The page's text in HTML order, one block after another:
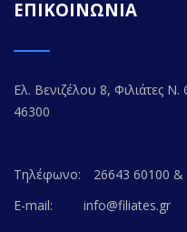
ΕΠΙΚΟΙΝΩΝΙΑ
Ελ. Βενιζέλου 8, Φιλιάτες
46300
Τηλέφωνο:
26643 60100
E-mail:
info@filiates.gr